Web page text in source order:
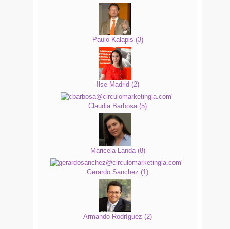
Paulo Kalapis (3)
Ilse Madrid (2)
Claudia Barbosa (5)
Maricela Landa (8)
Gerardo Sanchez (1)
Armando Rodríguez (2)